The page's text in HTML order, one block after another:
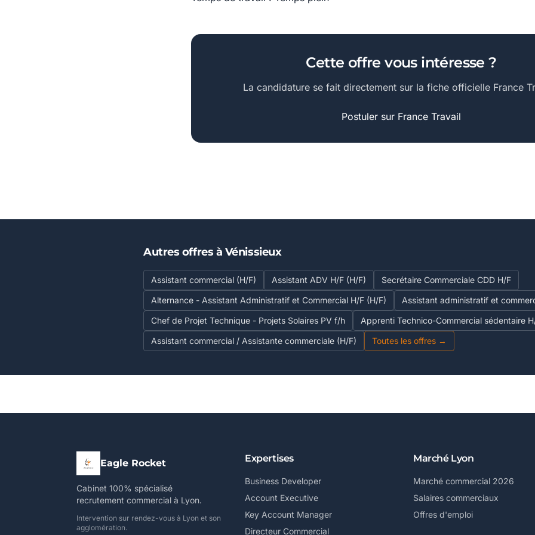
Cette offre vous intéresse ?
La candidature se fait directement sur la fiche officielle France
Postuler sur France Travail
Autres offres à Vénissieux
Assistant commercial (H/F) Assistant ADV H/F (H/F)
Secrétaire Commerciale CDD H/F
Alternance - Assistant Administratif et Commercial H/F (H/F)
Assistant administratif et
Chef de Projet Technique - Projets Solaires PV f/h
Apprenti Technico-Commercial sédentaire
Assistant commercial / Assistante commerciale (H/F)
Toutes les offres →
Eagle Rocket
Cabinet 100% spécialisé
recrutement commercial à Lyon.
Intervention sur rendez-vous à Lyon et son
agglomération.
Expertises
Business Developer
Account Executive
Key Account Manager
Directeur Commercial
Marché Lyon
Marché commercial 2026
Salaires commerciaux
Offres d'emploi